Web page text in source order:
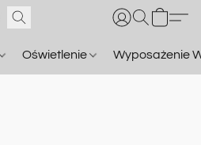
Oświetlenie Wyposażenie